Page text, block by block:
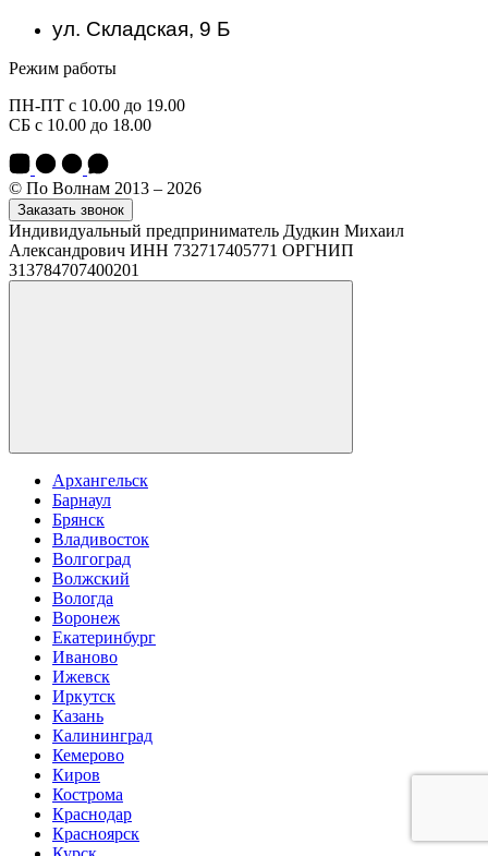
ул. Складская, 9 Б
Режим работы
ПН-ПТ с 10.00 до 19.00
СБ с 10.00 до 18.00
© По Волнам 2013 – 2026
Заказать звонок
Индивидуальный предприниматель Дудкин Михаил
Александрович ИНН 732717405771 ОРГНИП
313784707400201
Архангельск
Барнаул
Брянск
Владивосток
Волгоград
Волжский
Вологда
Воронеж
Екатеринбург
Иваново
Ижевск
Иркутск
Казань
Калининград
Кемерово
Киров
Кострома
Краснодар
Красноярск